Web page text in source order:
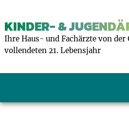
KINDER- &
Ihre Haus- und Fachärzte von der
vollendeten 21. Lebensjahr